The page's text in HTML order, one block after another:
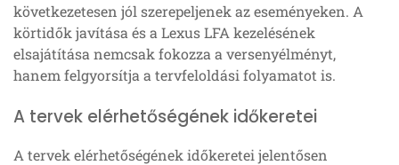
következetesen jól szerepeljenek az eseményeken. A
körtidők javítása és a Lexus LFA kezelésének
elsajátítása nemcsak fokozza a versenyélményt,
hanem felgyorsítja a tervfeloldási folyamatot is.
A tervek elérhetőségének időkeretei
A tervek elérhetőségének időkeretei jelentősen